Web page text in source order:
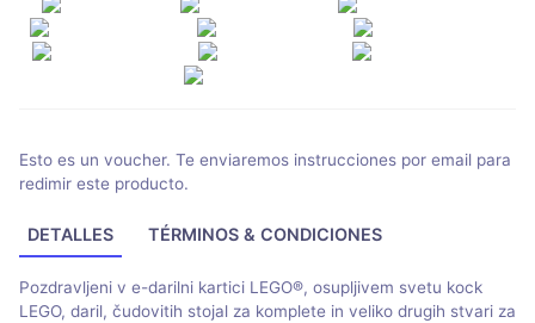
Esto es un voucher. Te enviaremos instrucciones por email para
redimir este producto.
DETALLES TÉRMINOS & CONDICIONES
Pozdravljeni v e-darilni kartici LEGO®, osupljivem svetu kock
LEGO, daril, čudovitih stojal za komplete in veliko drugih stvari za